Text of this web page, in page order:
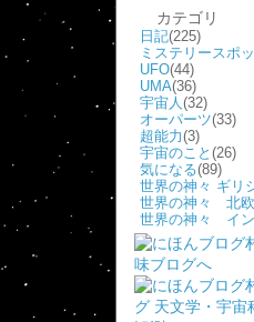
カテゴリ
日記(225)
ミステリースポ
UFO(44)
UMA(36)
宇宙人(32)
オーパーツ(33)
超能力(3)
宇宙のこと (26)
気になる(89)
世界の神々 ギリ
世界の神々 北
世界の神々 イ